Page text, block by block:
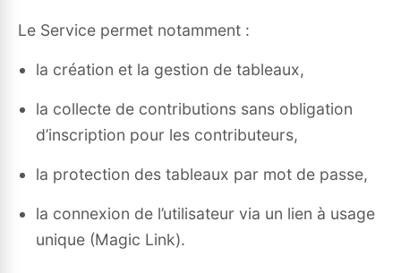
Le Service permet notamment :
la création et la gestion de tableaux,
la collecte de contributions sans obligation
d’inscription pour les contributeurs,
la protection des tableaux par mot de passe,
la connexion de l’utilisateur via un lien à usage
unique (Magic Link).